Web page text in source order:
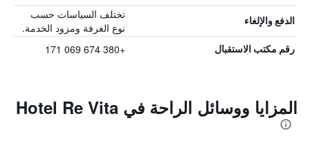
الدفع والإلغاء
تختلف السياسات حسب
نوع الغرفة ومزود الخدمة.
رقم مكتب الاستقبال +380 674 069 171
المزايا ووسائل الراحة في Hotel Re Vita